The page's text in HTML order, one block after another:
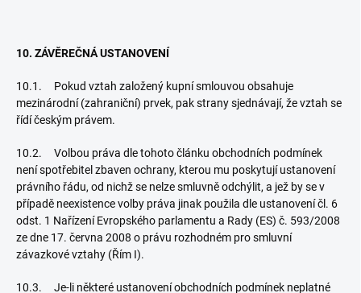
10. ZÁVĚREČNÁ USTANOVENÍ
10.1. Pokud vztah založený kupní smlouvou obsahuje
mezinárodní (zahraniční) prvek, pak strany sjednávají, že vztah se
řídí českým právem.
10.2. Volbou práva dle tohoto článku obchodních podmínek
není spotřebitel zbaven ochrany, kterou mu poskytují ustanovení
právního řádu, od nichž se nelze smluvně odchýlit, a jež by se v
případě neexistence volby práva jinak použila dle ustanovení čl. 6
odst. 1 Nařízení Evropského parlamentu a Rady (ES) č. 593/2008
ze dne 17. června 2008 o právu rozhodném pro smluvní
závazkové vztahy (Řím I).
10.3. Je-li některé ustanovení obchodních podmínek neplatné